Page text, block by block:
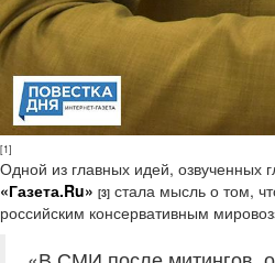
[1]
Одной из главных идей, озвученных
«Газета.Ru» [3] стала мысль о том,
российским консервативным